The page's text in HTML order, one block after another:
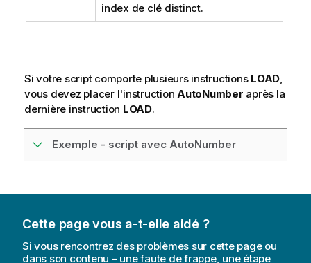
index de clé distinct.
Si votre script comporte plusieurs instructions LOAD
vous devez placer l'instruction AutoNumber après la
dernière instruction LOAD.
Exemple - script avec AutoNumber
Cette page vous a-t-elle aidé ?
Si vous rencontrez des problèmes sur cette page ou
dans son contenu – une faute de frappe, une étape